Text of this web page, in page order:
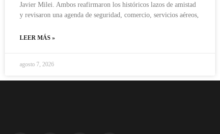
Javier Milei. Ambos reafirmaron los históricos lazos de amistad
y revisaron una agenda de seguridad, comercio, servicios aéreos,
LEER MÁS »
agosto 7, 2026